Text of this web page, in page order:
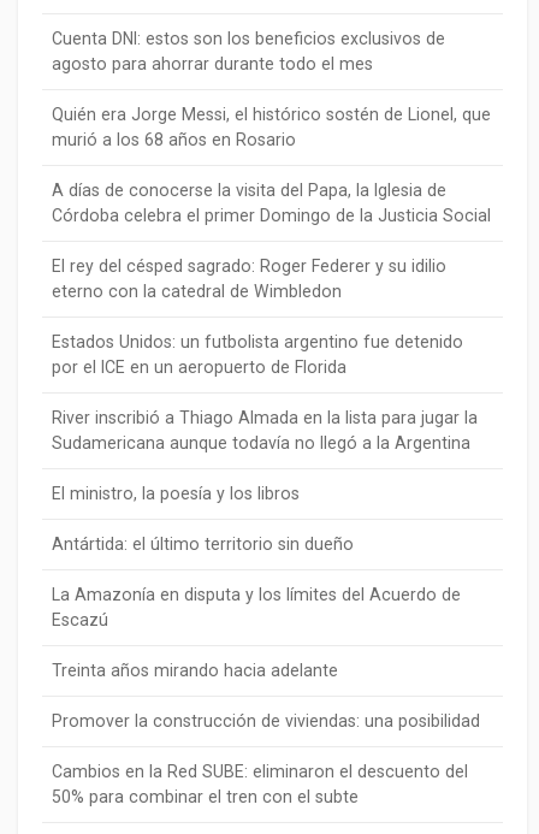
Cuenta DNI: estos son los beneficios exclusivos de
agosto para ahorrar durante todo el mes
Quién era Jorge Messi, el histórico sostén de Lionel, que
murió a los 68 años en Rosario
A días de conocerse la visita del Papa, la Iglesia de
Córdoba celebra el primer Domingo de la Justicia Social
El rey del césped sagrado: Roger Federer y su idilio
eterno con la catedral de Wimbledon
Estados Unidos: un futbolista argentino fue detenido
por el ICE en un aeropuerto de Florida
River inscribió a Thiago Almada en la lista para jugar la
Sudamericana aunque todavía no llegó a la Argentina
El ministro, la poesía y los libros
Antártida: el último territorio sin dueño
La Amazonía en disputa y los límites del Acuerdo de
Escazú
Treinta años mirando hacia adelante
Promover la construcción de viviendas: una posibilidad
Cambios en la Red SUBE: eliminaron el descuento del
50% para combinar el tren con el subte